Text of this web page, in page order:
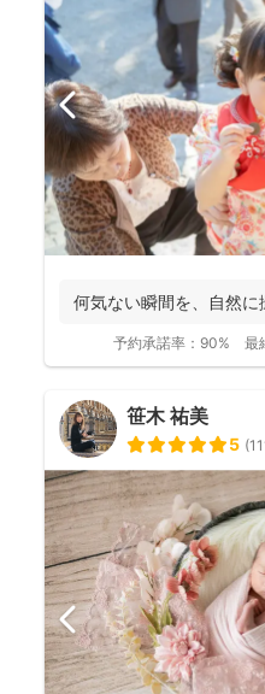
何気ない瞬間を、自然に
予約承諾率： 90% 最
笹木 祐美
5 (